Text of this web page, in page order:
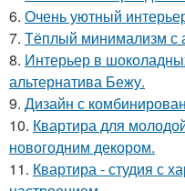
6. Очень уютный
7. Тёплый минимализм с
8. Интерьер в
альтернатива Бежу.
9. Дизайн с
10. Квартира для
новогодним декором.
11. Квартира - студия с